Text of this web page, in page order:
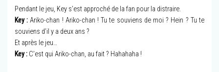
Pendant le jeu, Key s’est approché de la fan pour la distraire.
Key :Ariko-chan ! Ariko-chan ! Tu te souviens de moi ? Hein ? Tu te
souviens d’il y a deux ans ?
Et après le jeu…
Key : C’est qui Ariko-chan, au fait ? Hahahaha !